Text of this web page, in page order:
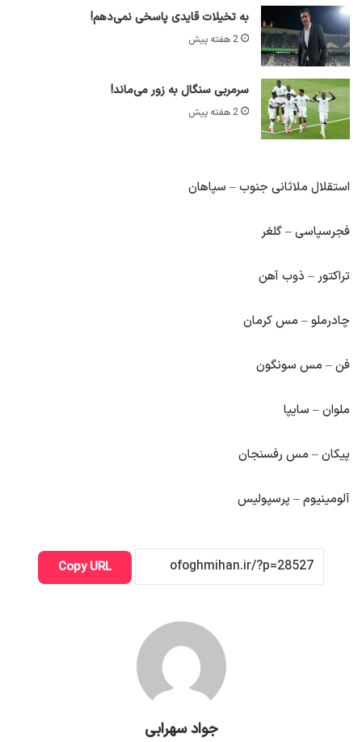
به تخیلات قایدی پاسخی نمی‌دهم!
2 هفته پیش
سرمربی سنگال به زور می‌ماند!
2 هفته پیش
استقلال ملاثانی جنوب – سپاهان
فجرسپاسی – گلغر
تراکتور – ذوب آهن
چادرملو – مس کرمان
فن – مس سونگون
ملوان – سایپا
پیکان – مس رفسنجان
آلومینیوم – پرسپولیس
Copy URL
جواد سهرابی